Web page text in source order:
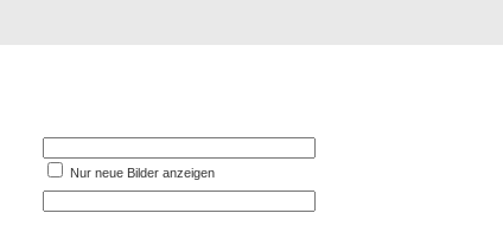
Nur neue Bilder anzeigen